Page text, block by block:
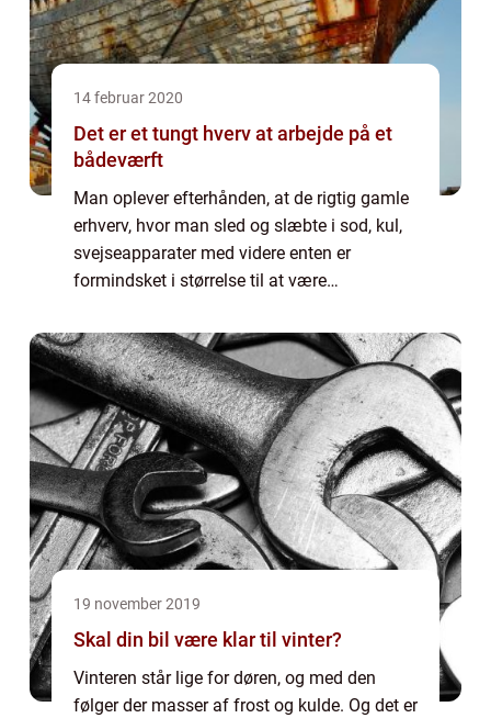
14 februar 2020
Det er et tungt hverv at arbejde på et
bådeværft
Man oplever efterhånden, at de rigtig gamle
erhverv, hvor man sled og slæbte i sod, kul,
svejseapparater med videre enten er
formindsket i størrelse til at være
som man forsøger sig med på hobbyplan.
Den slag...
19 november 2019
Skal din bil være klar til vinter?
Vinteren står lige for døren, og med den
følger der masser af frost og kulde. Og det er